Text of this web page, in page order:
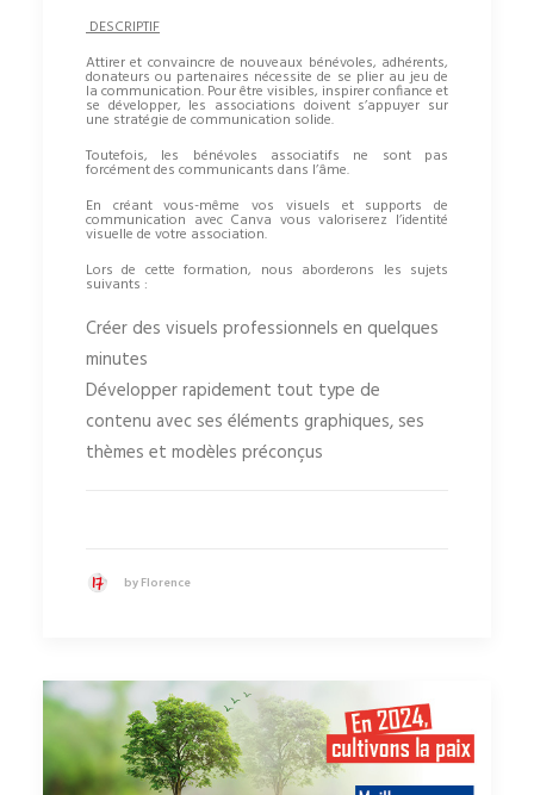
DESCRIPTIF
Attirer et convaincre de nouveaux bénévoles, adhérents,
donateurs ou partenaires nécessite de se plier au jeu de
la communication. Pour être visibles, inspirer confiance et
se développer, les associations doivent s’appuyer sur
une stratégie de communication solide.
Toutefois, les bénévoles associatifs ne sont pas
forcément des communicants dans l’âme.
En créant vous-même vos visuels et supports de
communication avec Canva vous valoriserez l’identité
visuelle de votre association.
Lors de cette formation, nous aborderons les sujets
suivants :
Créer des visuels professionnels en quelques
minutes
Développer rapidement tout type de
contenu avec ses éléments graphiques, ses
thèmes et modèles préconçus
by Florence